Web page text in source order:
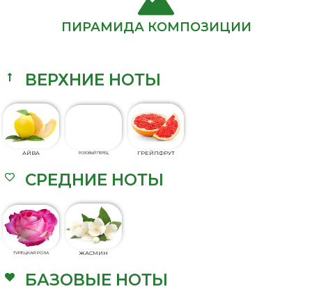
ПИРАМИДА КОМПОЗИЦИИ
ВЕРХНИЕ НОТЫ
АЙВА РОЗОВЫЙ ПЕРЕЦ ГРЕЙПФРУТ
СРЕДНИЕ НОТЫ
ТУРЕЦКАЯ РОЗА ЖАСМИН
БАЗОВЫЕ НОТЫ